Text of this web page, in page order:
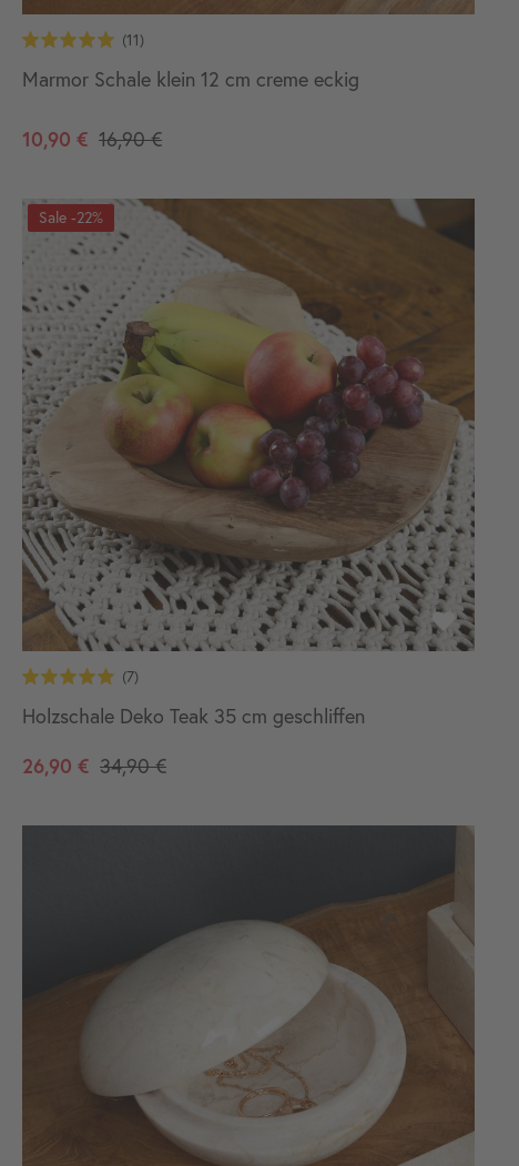
Marmor Schale klein 12 cm creme eckig
10,90 € 16,90 €
-22%
Holzschale Deko Teak 35 cm geschliffen
26,90 € 34,90 €